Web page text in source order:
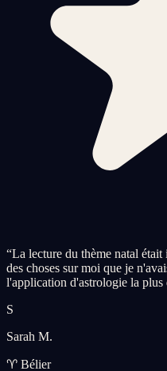
“La lecture du thème natal
des choses sur moi que je
l'application d'astrologie la
S
Sarah M.
♈ Bélier